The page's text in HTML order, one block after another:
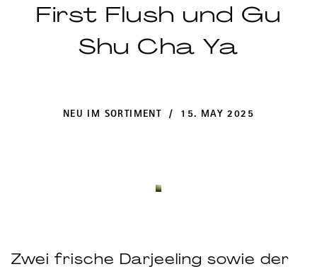
First Flush und Gu
Shu Cha Ya
NEU IM SORTIMENT / 15. MAY 2025
Zwei frische Darjeeling sowie der